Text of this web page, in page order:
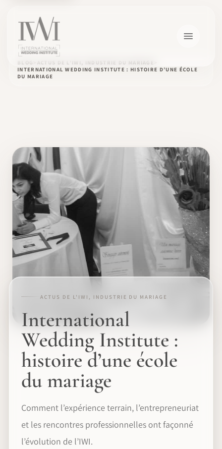
BLOG
ACTUS DE L'IWI, INDUSTRIE DU MARIAGE
INTERNATIONAL WEDDING INSTITUTE : HISTOIRE D’UNE ÉCOLE
DU MARIAGE
ACTUS DE L'IWI, INDUSTRIE DU MARIAGE
International
Wedding Institute :
histoire d’une école
du mariage
Comment l’expérience terrain, l’entrepreneuriat
et les rencontres professionnelles ont façonné
l’évolution de l’IWI.